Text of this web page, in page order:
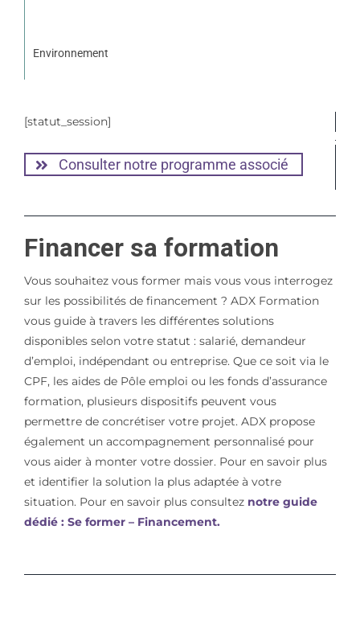
Environnement
[statut_session]
Consulter notre programme associé
Financer sa formation
Vous souhaitez vous former mais vous vous interrogez
sur les possibilités de financement ? ADX Formation
vous guide à travers les différentes solutions
disponibles selon votre statut : salarié, demandeur
d’emploi, indépendant ou entreprise. Que ce soit via le
CPF, les aides de Pôle emploi ou les fonds d’assurance
formation, plusieurs dispositifs peuvent vous
permettre de concrétiser votre projet. ADX propose
également un accompagnement personnalisé pour
vous aider à monter votre dossier. Pour en savoir plus
et identifier la solution la plus adaptée à votre
situation. Pour en savoir plus consulteznotre guide
dédié : Se former – Financement.